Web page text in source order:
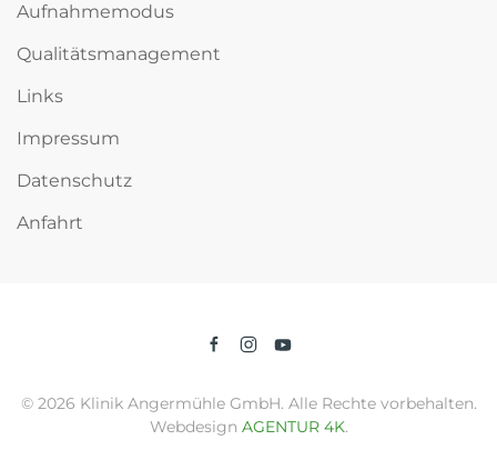
Aufnahmemodus
Qualitätsmanagement
Links
Impressum
Datenschutz
Anfahrt
© 2026 Klinik Angermühle GmbH. Alle Rechte vorbehalten.
Webdesign AGENTUR 4K.